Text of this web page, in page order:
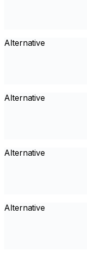
Alternative
Alternative
Alternative
Alternative